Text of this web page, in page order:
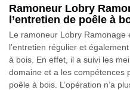
Ramoneur Lobry
l’entretien de poêle à
Le ramoneur Lobry Ramonage
l’entretien régulier et
à bois. En effet, il a suivi les
domaine et a les compétences
poêle à bois. L’opération n’a